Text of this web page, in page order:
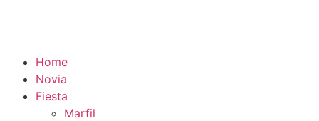
Home
Novia
Fiesta
Marfil